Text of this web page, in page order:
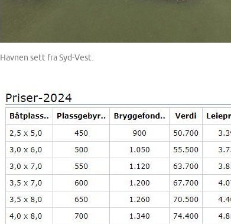
Havnen sett fra Syd-Vest.